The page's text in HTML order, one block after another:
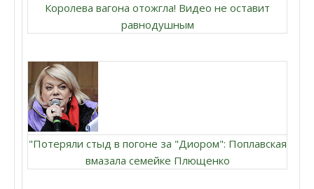
Королева вагона отожгла! Видео не оставит
равнодушным
"Потеряли стыд в погоне за "Диором": Поплавская
вмазала семейке Плющенко